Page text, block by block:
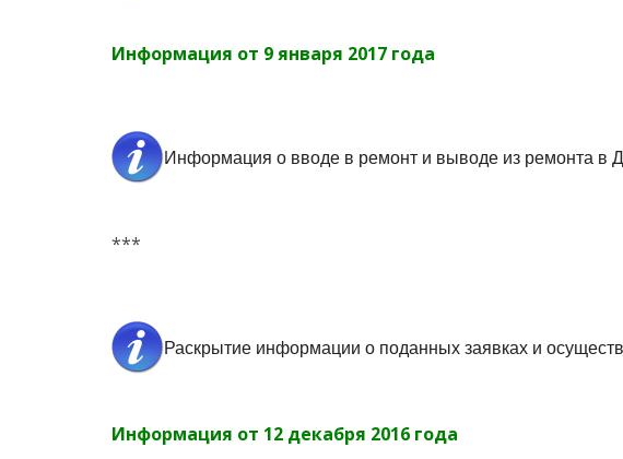
Информация от 9 января 2017 года
Информация о вводе в ремонт и выводе из ремонта
***
Раскрытие информации о поданных заявках и
Информация от 12 декабря 2016 года